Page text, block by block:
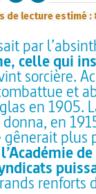
de lecture estimé :
par
celle qui
sorcière.
et
en 1905.
en
gênerait
renforts